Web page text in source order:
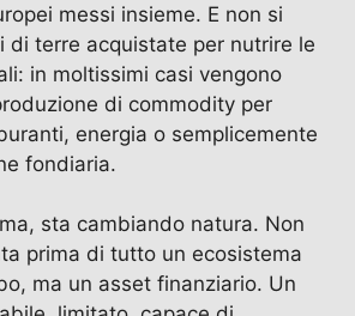
messi insieme. E non si
di terre acquistate per nutrire le
in moltissimi casi vengono
di commodity per
energia o semplicemente
fondiaria.
sta cambiando natura. Non
prima di tutto un ecosistema
ma un asset finanziario. Un